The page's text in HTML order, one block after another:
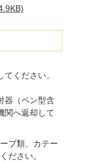
ください。
器（ペン型含
関へ返却して
ブ類、カテー
ださい。